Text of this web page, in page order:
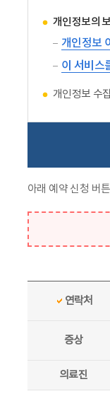
개인정보의
개인정보
이 서비스
개인정보 수
아래 예약 신청 버
연락처
증상
의료진